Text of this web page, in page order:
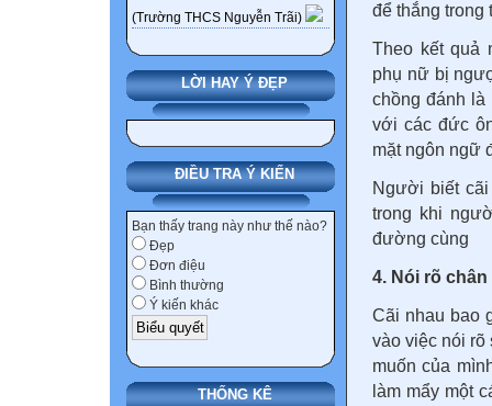
(Trường THCS Nguyễn Trãi)
LỜI HAY Ý ĐẸP
ĐIỀU TRA Ý KIẾN
Bạn thấy trang này như thế nào?
Đẹp
Đơn điệu
Bình thường
Ý kiến khác
THỐNG KÊ
để thắng trong
Theo kết quả
phụ nữ bị
chồng đánh là
với các đức
mặt ngôn ngữ
Người biết
trong khi
đường cùng
4. Nói rõ
Cãi nhau bao
vào việc nói
muốn của
làm mẩy một